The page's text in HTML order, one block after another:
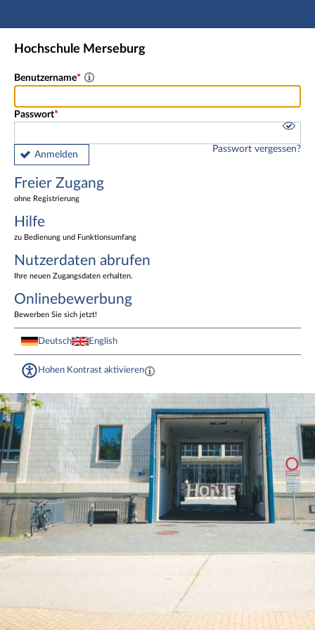
Hauptnavigation
Freier Zugang
Nutzerdaten abrufen
Fußzeile
Hochschule Merseburg
Benutzername
Passwort
Anmelden
Passwort vergessen?
Freier Zugang
ohne Registrierung
Hilfe
zu Bedienung und Funktionsumfang
Nutzerdaten abrufen
Ihre neuen Zugangsdaten erhalten.
Onlinebewerbung
Bewerben Sie sich jetzt!
Deutsch English
Hohen Kontrast aktivieren